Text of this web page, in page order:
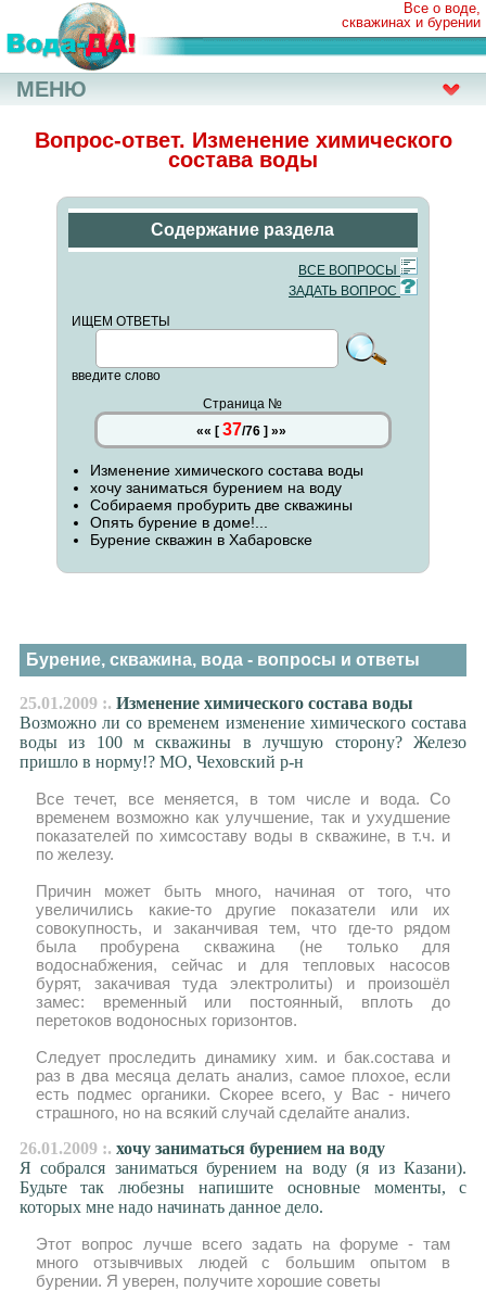
Все о воде,
скважинах и бурении
Вопрос-ответ. Изменение химического
состава воды
Содержание раздела
ВСЕ ВОПРОСЫ
ЗАДАТЬ ВОПРОС
ИЩЕМ ОТВЕТЫ
введите слово
Страница №
«« [ 37/76] »»
Изменение химического состава воды
хочу заниматься бурением на воду
Собираемя пробурить две скважины
Опять бурение в доме!...
Бурение скважин в Хабаровске
Бурение, скважина, вода - вопросы и ответы
25.01.2009 :. Изменение химического состава воды
Возможно ли со временем изменение химического состава
воды из 100 м скважины в лучшую сторону? Железо
пришло в норму!? МО, Чеховский р-н
Все течет, все меняется, в том числе и вода. Со
временем возможно как улучшение, так и ухудшение
показателей по химсоставу воды в скважине, в т.ч. и
по железу.
Причин может быть много, начиная от того, что
увеличились какие-то другие показатели или их
совокупность, и заканчивая тем, что где-то рядом
была пробурена скважина (не только для
водоснабжения, сейчас и для тепловых насосов
бурят, закачивая туда электролиты) и произошёл
замес: временный или постоянный, вплоть до
перетоков водоносных горизонтов.
Следует проследить динамику хим. и бак.состава и
раз в два месяца делать анализ, самое плохое, если
есть подмес органики. Скорее всего, у Вас - ничего
страшного, но на всякий случай сделайте анализ.
26.01.2009 :. хочу заниматься бурением на воду
Я собрался заниматься бурением на воду (я из Казани).
Будьте так любезны напишите основные моменты, с
которых мне надо начинать данное дело.
Этот вопрос лучше всего задать на форуме - там
много отзывчивых людей с большим опытом в
бурении. Я уверен, получите хорошие советы
МЕНЮ